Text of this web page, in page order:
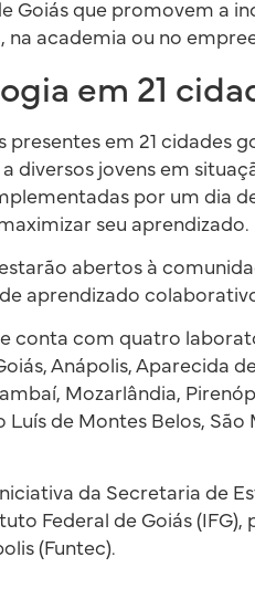
Goiás que promovem a
na academia ou no
em 21
em 21 cidades
diversos jovens em
por um dia
seu aprendizado.
abertos à
aprendizado
conta com quatro
Anápolis, Aparecida
Mozarlândia,
de Montes Belos, São
da Secretaria de
Federal de Goiás (IFG),
(Funtec).